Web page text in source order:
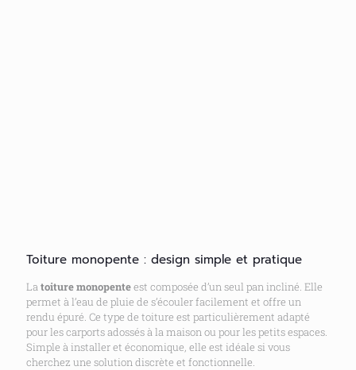
Toiture monopente : design simple et pratique
Latoiture monopenteest composée d’un seul pan incliné. Elle
permet à l’eau de pluie de s’écouler facilement et offre un
rendu épuré. Ce type de toiture est particulièrement adapté
pour les carports adossés à la maison ou pour les petits espaces.
Simple à installer et économique, elle est idéale si vous
cherchez une solution discrète et fonctionnelle.